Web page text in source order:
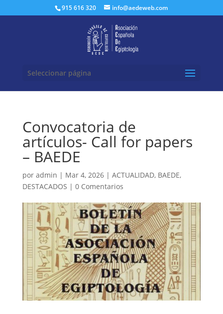
915 616 320 info@aedeweb.com
Seleccionar página
Convocatoria de
artículos- Call for papers
– BAEDE
por admin | Mar 4, 2026| ACTUALIDAD, BAEDE,
DESTACADOS | 0 Comentarios